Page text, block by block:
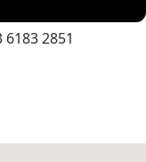
6183 2851